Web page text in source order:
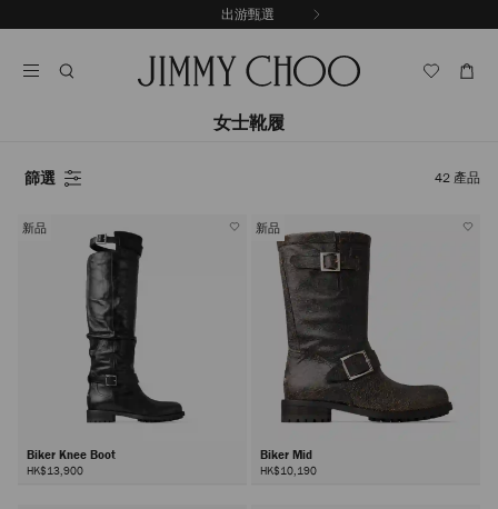
至
出游甄選
女士靴履
篩選 42 產品
新品
Biker Knee Boot
HK$13,900
新品
Biker Mid
HK$10,190